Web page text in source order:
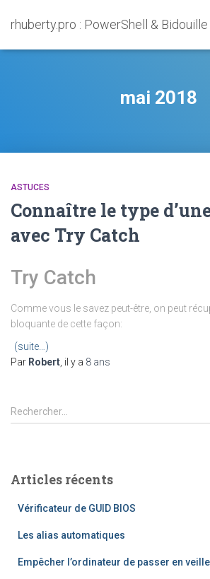
rhuberty.pro : PowerShell & Bidouille
mai 2018
ASTUCES
Connaître le type
avec Try Catch
Try Catch
Comme vous le savez peut-être, on peut
bloquante de cette façon:
(suite…)
Par Robert , il y a 8 ans
R
e
r
Rechercher…
Articles récents
Vérificateur de GUID BIOS
Les alias automatiques
Empêcher l’ordinateur de passer en